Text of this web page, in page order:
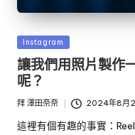
發
佈
於
Instagram
讓我們用照片製作
呢？
發
者
拜 澤田奈奈 2024年8月
這裡有個有趣的事實：